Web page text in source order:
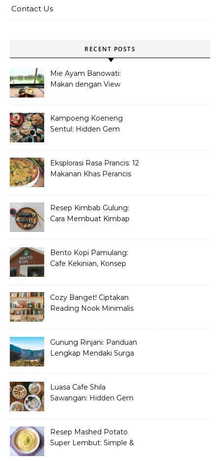
Contact Us
RECENT POSTS
Mie Ayam Banowati:
Makan dengan View
Kampoeng Koeneng
Sentul: Hidden Gem
Eksplorasi Rasa Prancis: 12
Makanan Khas Perancis
Resep Kimbab Gulung:
Cara Membuat Kimbap
Bento Kopi Pamulang:
Cafe Kekinian, Konsep
Cozy Banget! Ciptakan
Reading Nook Minimalis
Gunung Rinjani: Panduan
Lengkap Mendaki Surga
Luasa Cafe Shila
Sawangan: Hidden Gem
Resep Mashed Potato
Super Lembut: Simple &